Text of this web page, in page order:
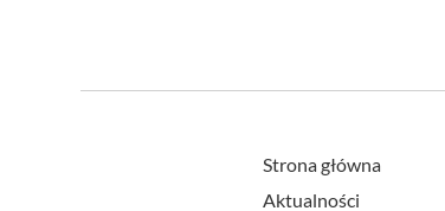
Strona główna
Aktualności